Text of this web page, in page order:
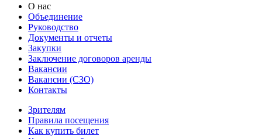
О нас
Объединение
Руководство
Документы и отчеты
Закупки
Заключение договоров аренды
Вакансии
Вакансии (СЗО)
Контакты
Зрителям
Правила посещения
Как купить билет